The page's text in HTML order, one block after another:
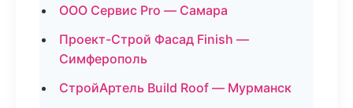
ООО Сервис Pro — Самара
Проект-Строй Фасад Finish —
Симферополь
СтройАртель Build Roof — Мурманск